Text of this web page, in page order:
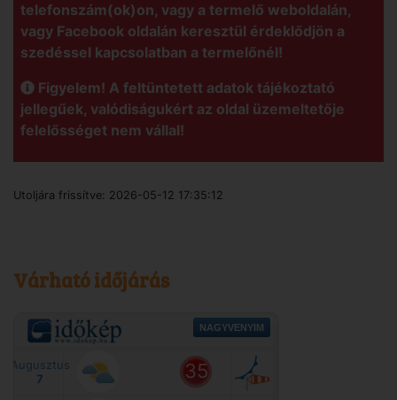
telefonszám(ok)on, vagy a termelő weboldalán,
vagy Facebook oldalán keresztül érdeklődjön a
szedéssel kapcsolatban a termelőnél!
Figyelem! A feltüntetett adatok tájékoztató
jellegűek, valódiságukért az oldal üzemeltetője
felelősséget nem vállal!
Utoljára frissítve: 2026-05-12 17:35:12
Várható időjárás